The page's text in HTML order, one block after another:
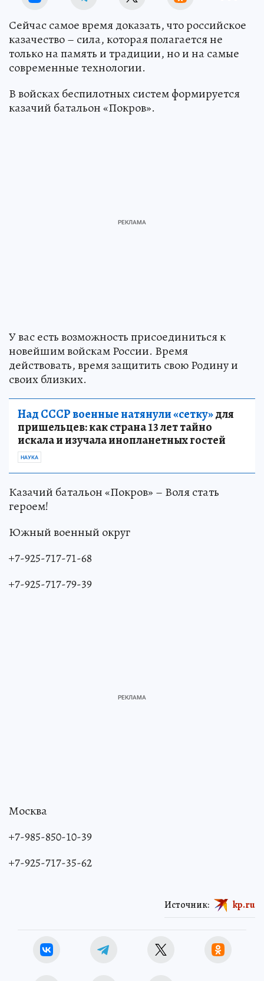
Сейчас самое время доказать, что российское
казачество – сила, которая полагается не
только на память и традиции, но и на самые
современные технологии.
В войсках беспилотных систем формируется
казачий батальон «Покров».
У вас есть возможность присоединиться к
новейшим войскам России. Время
действовать, время защитить свою Родину и
своих близких.
Над СССР военные натянули «сетку»для
пришельцев: как страна 13 лет тайно
искала и изучала инопланетных гостей
НАУКА
Казачий батальон «Покров» – Воля стать
героем!
Южный военный округ
+7-925-717-71-68
+7-925-717-79-39
Москва
+7-985-850-10-39
+7-925-717-35-62
Источник: kp.ru